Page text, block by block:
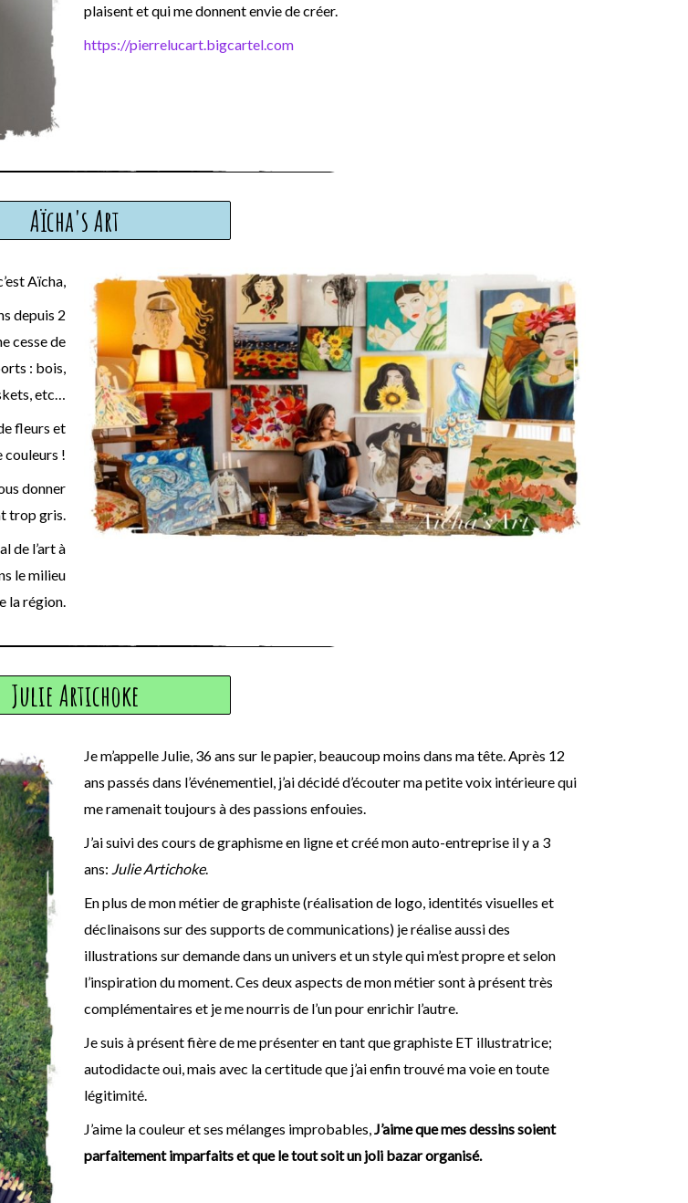
plaisent et qui me donnent envie de créer.
https://pierrelucart.bigcartel.com
Aïcha's Art
Aïcha,
depuis 2
cesse de
: bois,
etc…
fleurs et
couleurs !
donner
trop gris.
de l’art à
le milieu
la région.
Julie Artichoke
Je m’appelle Julie, 36 ans sur le papier, beaucoup moins dans ma tête. Après 12
ans passés dans l’événementiel, j’ai décidé d’écouter ma petite voix intérieure qui
me ramenait toujours à des passions enfouies.
J’ai suivi des cours de graphisme en ligne et créé mon auto-entreprise il y a 3
ans: Julie Artichoke.
En plus de mon métier de graphiste (réalisation de logo, identités visuelles et
déclinaisons sur des supports de communications) je réalise aussi des
illustrations sur demande dans un univers et un style qui m’est propre et selon
l’inspiration du moment. Ces deux aspects de mon métier sont à présent très
complémentaires et je me nourris de l’un pour enrichir l’autre.
Je suis à présent fière de me présenter en tant que graphiste ET illustratrice;
autodidacte oui, mais avec la certitude que j’ai enfin trouvé ma voie en toute
légitimité.
J’aime la couleur et ses mélanges improbables,J’aime que mes dessins soient
parfaitement imparfaits et que le tout soit un joli bazar organisé.